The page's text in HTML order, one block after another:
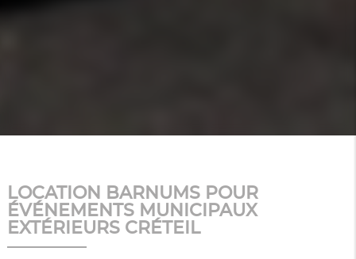
LOCATION BARNUMS POUR
ÉVÉNEMENTS MUNICIPAUX
EXTÉRIEURS CRÉTEIL